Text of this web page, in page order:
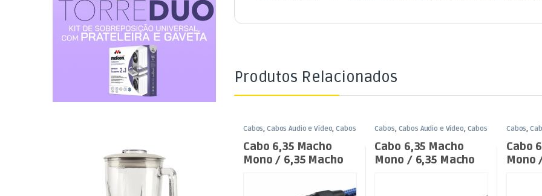
Produtos Relacionados
Cabos,Cabos Áudio e Vídeo,Cabos
Cabo 6,35 Macho
Mono / 6,35 Macho
Cabos, Cabos Áudio e Vídeo, Cabos
Cabo 6,35 Macho
Mono / 6,35 Macho
Cabos,
Cabo
Mono